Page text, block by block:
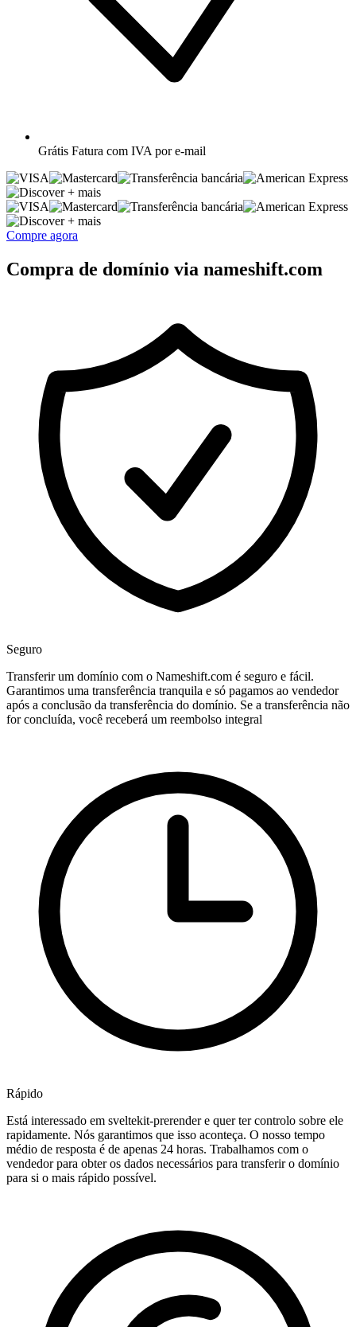
Grátis Fatura com IVA por e-mail
+ mais
+ mais
Compre agora
Compra de domínio via nameshift.com
Seguro
Transferir um domínio com o Nameshift.com é seguro e fácil.
Garantimos uma transferência tranquila e só pagamos ao vendedor
após a conclusão da transferência do domínio. Se a transferência não
for concluída, você receberá um reembolso integral
Rápido
Está interessado em sveltekit-prerender e quer ter controlo sobre ele
rapidamente. Nós garantimos que isso aconteça. O nosso tempo
médio de resposta é de apenas 24 horas. Trabalhamos com o
vendedor para obter os dados necessários para transferir o domínio
para si o mais rápido possível.